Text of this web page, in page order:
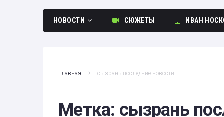
НОВОСТИ СЮЖЕТЫ ИВАН
Главная сызрань последние новости
Метка: сызрань